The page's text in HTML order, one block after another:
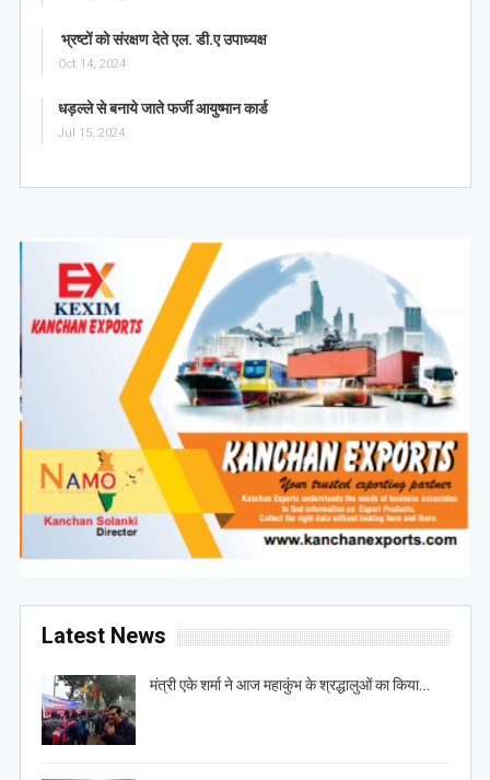
भ्रष्टों को संरक्षण देते एल. डी.ए उपाध्यक्ष
Oct 14, 2024
धड़ल्ले से बनाये जाते फर्जी आयुष्मान कार्ड
Jul 15, 2024
Latest News
मंत्री एके शर्मा ने आज महाकुंभ के श्रद्धालुओं का किया…